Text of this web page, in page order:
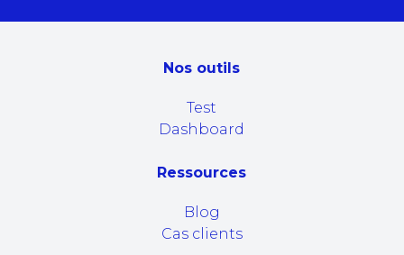
Nos outils
Test
Dashboard
Ressources
Blog
Cas clients